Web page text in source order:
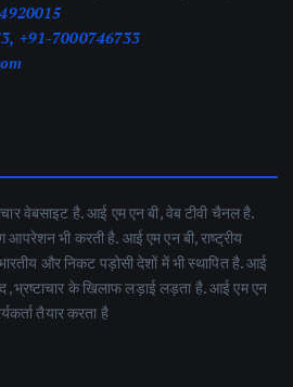
+91-7000746733
वेबसाइट है. आई एम एन बी, वेब टीवी चैनल है.
आपरेशन भी करती है. आई एम एन बी, राष्ट्रीय
और निकट पड़ोसी देशों में भी स्थापित है. आई
के खिलाफ लड़ाई लड़ता है. आई एम एन
तैयार करता है